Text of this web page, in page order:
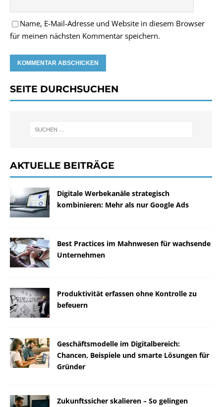
Name, E-Mail-Adresse und Website in diesem Browser
für meinen nächsten Kommentar speichern.
SEITE DURCHSUCHEN
AKTUELLE BEITRÄGE
Digitale Werbekanäle strategisch
kombinieren: Mehr als nur Google Ads
Best Practices im Mahnwesen für wachsende
Unternehmen
Produktivität erfassen ohne Kontrolle zu
befeuern
Geschäftsmodelle im Digitalbereich:
Chancen, Beispiele und smarte Lösungen für
Gründer
Zukunftssicher skalieren – So gelingen